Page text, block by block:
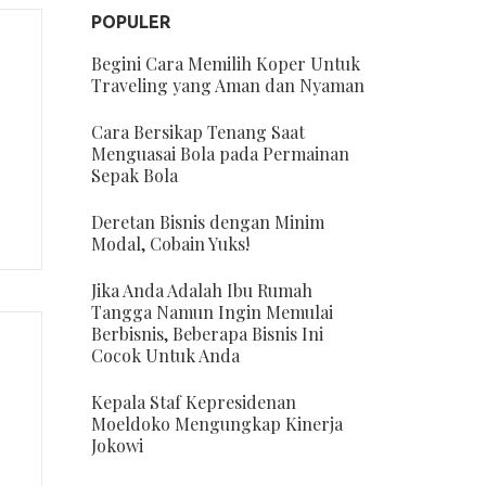
POPULER
Begini Cara Memilih Koper Untuk
Traveling yang Aman dan Nyaman
Cara Bersikap Tenang Saat
Menguasai Bola pada Permainan
Sepak Bola
Deretan Bisnis dengan Minim
Modal, Cobain Yuks!
Jika Anda Adalah Ibu Rumah
Tangga Namun Ingin Memulai
Berbisnis, Beberapa Bisnis Ini
Cocok Untuk Anda
Kepala Staf Kepresidenan
Moeldoko Mengungkap Kinerja
Jokowi